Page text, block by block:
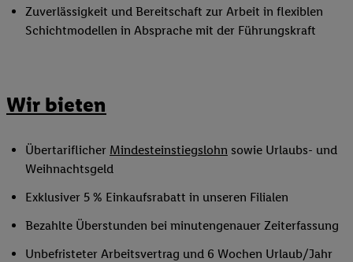
Zuverlässigkeit und Bereitschaft zur Arbeit in flexiblen
Schichtmodellen in Absprache mit der Führungskraft
Wir bieten
Übertariflicher Mindesteinstiegslohn sowie Urlaubs- und
Weihnachtsgeld
Exklusiver 5 % Einkaufsrabatt in unseren Filialen
Bezahlte Überstunden bei minutengenauer Zeiterfassung
Unbefristeter Arbeitsvertrag und 6 Wochen Urlaub/Jahr